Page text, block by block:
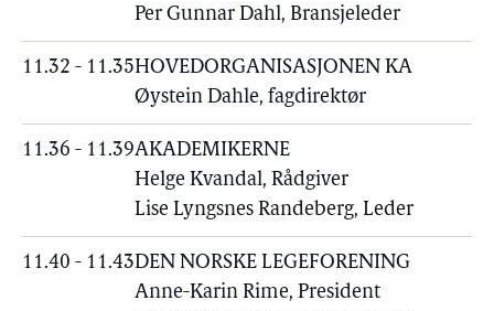
Per Gunnar Dahl, Bransjeleder
11.32 - 11.35HOVEDORGANISASJONEN KA
Øystein Dahle, fagdirektør
11.36 - 11.39AKADEMIKERNE
Helge Kvandal, Rådgiver
Lise Lyngsnes Randeberg, Leder
11.40 - 11.43DEN NORSKE LEGEFORENING
Anne-Karin Rime, President